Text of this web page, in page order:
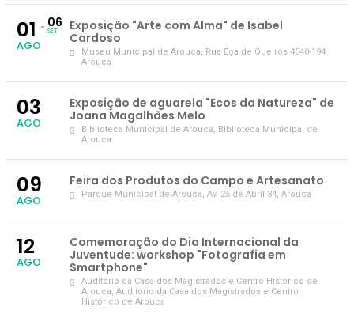
01
AGO
06
SET
Exposição "Arte com Alma" de Isabel
Cardoso
Museu Municipal de Arouca, Rua Eça de Queirós 4540-194
Arouca
03
AGO
Exposição de aguarela "Ecos da Natureza" de
Joana Magalhães Melo
Biblioteca Municipal de Arouca, Biblioteca Municipal de
Arouca
09
AGO
Feira dos Produtos do Campo e Artesanato
Parque Municipal de Arouca, Av. 25 de Abril 34, Arouca
12
AGO
Comemoração do Dia Internacional da
Juventude: workshop "Fotografia em
Smartphone"
Auditório da Casa dos Magistrados e Centro Histórico de
Arouca, Auditório da Casa dos Magistrados e Centro
Histórico de Arouca